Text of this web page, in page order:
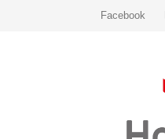
Facebook